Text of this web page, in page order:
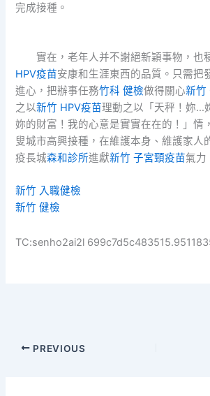
完成接種。
實在，老年人并不謝絕新穎事物，也
HPV疫苗安康和生涯東西的品質。只需把
進心，把辦事任務竹科 健檢做得關心新竹
之以新竹 HPV疫苗理動之以「天秤！妳…
妳的財富！我的心意是實實在在的！」情
叟城市高興接種，在維護本身、維護家人
疫長城森和診所進獻新竹 子宮頸疫苗氣力
新竹 入職健檢
新竹 健檢
TC:senho2ai2l
PREVIOUS